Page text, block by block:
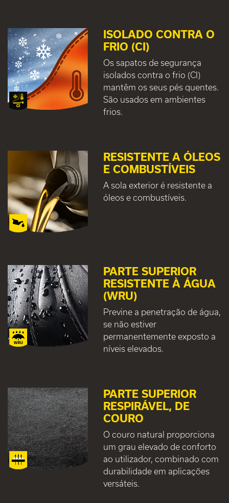
ISOLADO CONTRA O
FRIO (CI)
Os sapatos de segurança
isolados contra o frio (CI)
mantêm os seus pés quentes.
São usados em ambientes
frios.
RESISTENTE A ÓLEOS
E COMBUSTÍVEIS
A sola exterior é resistente a
óleos e combustíveis.
PARTE SUPERIOR
RESISTENTE À ÁGUA
(WRU)
Previne a penetração de água,
se não estiver
permanentemente exposto a
níveis elevados.
PARTE SUPERIOR
RESPIRÁVEL, DE
COURO
O couro natural proporciona
um grau elevado de conforto
ao utilizador, combinado com
durabilidade em aplicações
versáteis.